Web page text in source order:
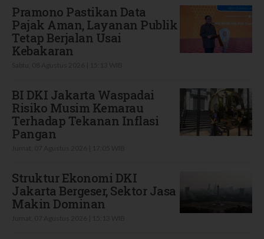
Pramono Pastikan Data
Pajak Aman, Layanan Publik
Tetap Berjalan Usai
Kebakaran
BI DKI Jakarta Waspadai
Risiko Musim Kemarau
Terhadap Tekanan Inflasi
Pangan
Struktur Ekonomi DKI
Jakarta Bergeser, Sektor Jasa
Makin Dominan